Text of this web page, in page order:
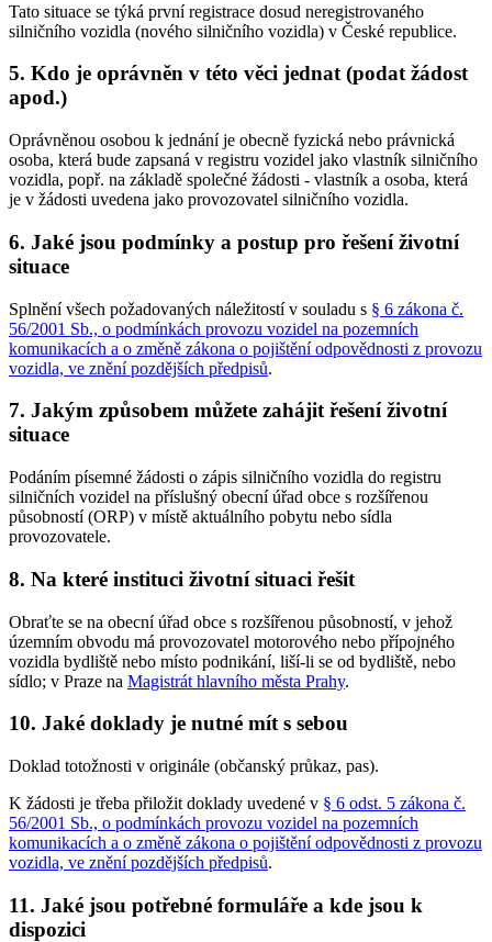
Tato situace se týká první registrace dosud neregistrovaného
silničního vozidla (nového silničního vozidla) v České republice.
5. Kdo je oprávněn v této věci jednat (podat žádost
apod.)
Oprávněnou osobou k jednání je obecně fyzická nebo právnická
osoba, která bude zapsaná v registru vozidel jako vlastník silničního
vozidla, popř. na základě společné žádosti - vlastník a osoba, která
je v žádosti uvedena jako provozovatel silničního vozidla.
6. Jaké jsou podmínky a postup pro řešení životní
situace
Splnění všech požadovaných náležitostí v souladu s § 6 zákona č.
56/2001 Sb., o podmínkách provozu vozidel na pozemních
komunikacích a o změně zákona o pojištění odpovědnosti z provozu
vozidla, ve znění pozdějších předpisů.
7. Jakým způsobem můžete zahájit řešení životní
situace
Podáním písemné žádosti o zápis silničního vozidla do registru
silničních vozidel na příslušný obecní úřad obce s rozšířenou
působností (ORP) v místě aktuálního pobytu nebo sídla
provozovatele.
8. Na které instituci životní situaci řešit
Obraťte se na obecní úřad obce s rozšířenou působností, v jehož
územním obvodu má provozovatel motorového nebo přípojného
vozidla bydliště nebo místo podnikání, liší-li se od bydliště, nebo
sídlo; v Praze na Magistrát hlavního města Prahy.
10. Jaké doklady je nutné mít s sebou
Doklad totožnosti v originále (občanský průkaz, pas).
K žádosti je třeba přiložit doklady uvedené v § 6 odst. 5 zákona č.
56/2001 Sb., o podmínkách provozu vozidel na pozemních
komunikacích a o změně zákona o pojištění odpovědnosti z provozu
vozidla, ve znění pozdějších předpisů.
11. Jaké jsou potřebné formuláře a kde jsou k
dispozici